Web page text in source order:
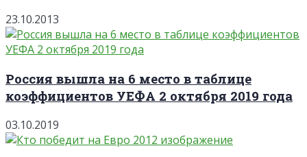
23.10.2013
Россия вышла на 6 место в таблице
коэффициентов УЕФА 2 октября 2019 года
03.10.2019